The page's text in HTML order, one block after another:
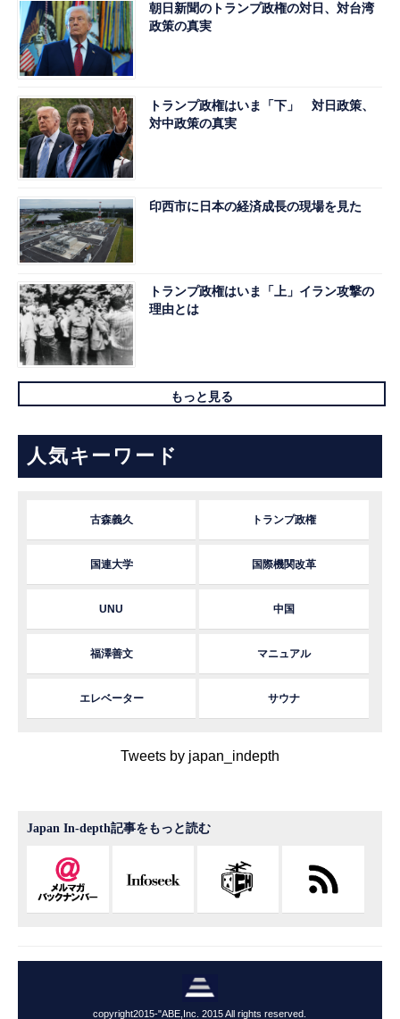
朝日新聞のトランプ政権の対日、対台湾
政策の真実
トランプ政権はいま「下」 対日政策、
対中政策の真実
印西市に日本の経済成長の現場を見た
トランプ政権はいま「上」イラン攻撃の
理由とは
もっと見る
人気キーワード
古森義久 トランプ政権
国連大学 国際機関改革
UNU 中国
福澤善文 マニュアル
エレベーター サウナ
Tweets by japan_indepth
Japan In-depth記事をもっと読む
copyright2015-"ABE,Inc. 2015 All rights reserved.